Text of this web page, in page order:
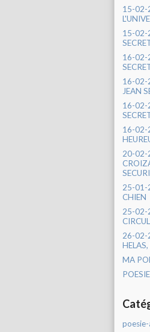
15-02-
15-02-
16-02-
16-02-
JEAN
16-02-
16-02-
20-02-
25-01-
CHIEN
25-02-
26-02-
MA